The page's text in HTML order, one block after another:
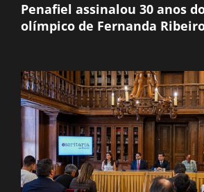
Penafiel assinalou 30 anos
olímpico de Fernanda